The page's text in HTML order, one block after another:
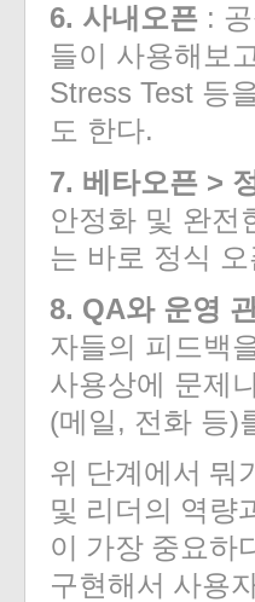
6. 사내오픈 :
들이 사용해보
Stress Test 등
도 한다.
7. 베타오픈 >
안정화 및 완전
는 바로 정식
8. QA와 운영
자들의 피드백
사용상에 문제
(메일, 전화 등)
위 단계에서 뭐
및 리더의 역량
이 가장 중요하
구현해서 사용